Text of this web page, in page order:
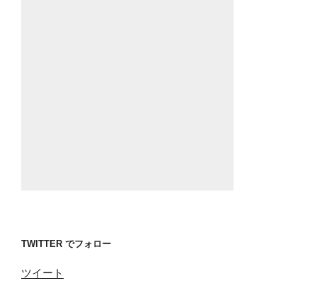
TWITTER でフォロー
ツイート